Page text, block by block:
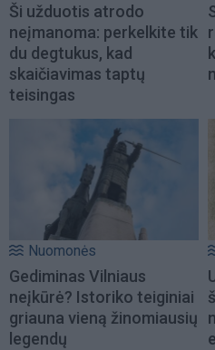
Ši užduotis atrodo
neįmanoma: perkelkite tik
du degtukus, kad
skaičiavimas taptų
teisingas
Nuomonės
Gediminas Vilniaus
neįkūrė? Istoriko teiginiai
griauna vieną žinomiausių
legendų